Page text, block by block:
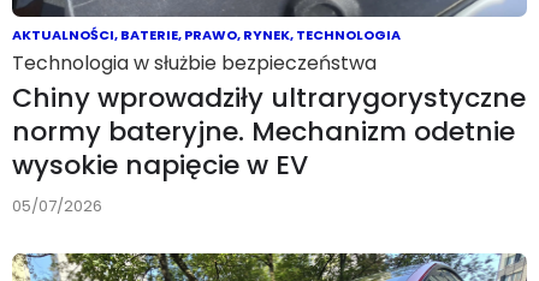
AKTUALNOŚCI,BATERIE,PRAWO,RYNEK,TECHNOLOGIA
Technologia w służbie bezpieczeństwa
Chiny wprowadziły ultrarygorystyczne
normy bateryjne. Mechanizm odetnie
wysokie napięcie w EV
05/07/2026